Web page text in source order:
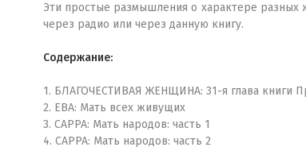
Эти простые размышления о характере разных
через радио или через данную книгу.
Содержание:
1. БЛАГОЧЕСТИВАЯ ЖЕНЩИНА: 31-я глава книги
2. ЕВА: Мать всех живущих
3. САРРА: Мать народов: часть 1
4. САРРА: Мать народов: часть 2